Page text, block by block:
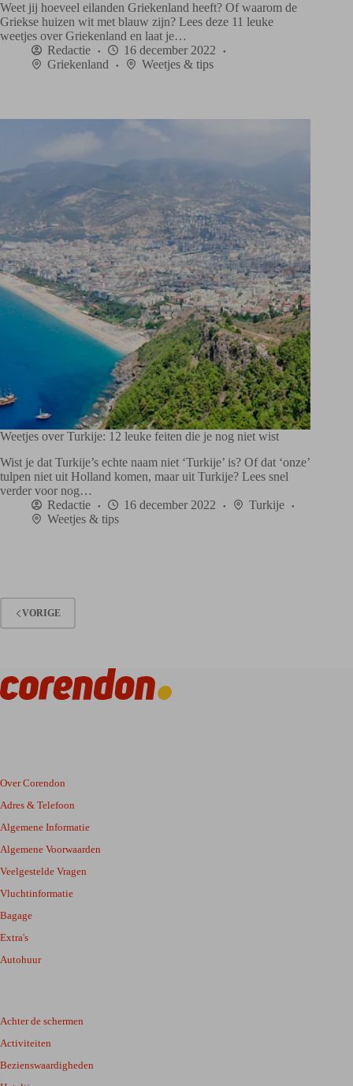
Weet jij hoeveel eilanden Griekenland heeft? Of waarom de
Griekse huizen wit met blauw zijn? Lees deze 11 leuke
weetjes over Griekenland en laat je…
Redactie
16 december 2022
Griekenland
Weetjes & tips
Weetjes over Turkije: 12 leuke feiten die je nog niet wist
Wist je dat Turkije’s echte naam niet ‘Turkije’ is? Of dat ‘onze’
tulpen niet uit Holland komen, maar uit Turkije? Lees snel
verder voor nog…
Redactie
16 december 2022
Turkije
Weetjes & tips
VORIGE
Over Corendon
Adres & Telefoon
Algemene Informatie
Algemene Voorwaarden
Veelgestelde Vragen
Vluchtinformatie
Bagage
Extra's
Autohuur
Achter de schermen
Activiteiten
Bezienswaardigheden